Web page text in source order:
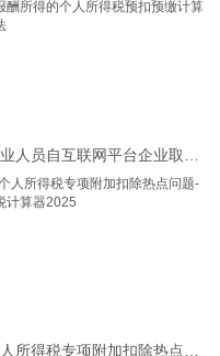
人员自互联网平台企业取得
报酬所得的个人所得税预扣
预缴计算方法
所得税专项附加扣除热点问